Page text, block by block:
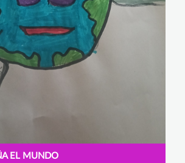
EL MUNDO